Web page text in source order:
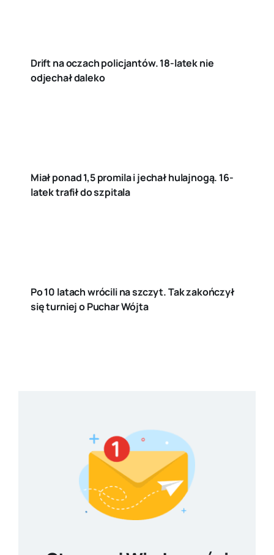
Drift na oczach policjantów. 18-latek nie
odjechał daleko
Miał ponad 1,5 promila i jechał hulajnogą. 16-
latek trafił do szpitala
Po 10 latach wrócili na szczyt. Tak zakończył
się turniej o Puchar Wójta